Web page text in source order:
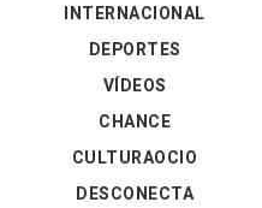
INTERNACIONAL
DEPORTES
VÍDEOS
CHANCE
CULTURAOCIO
DESCONECTA